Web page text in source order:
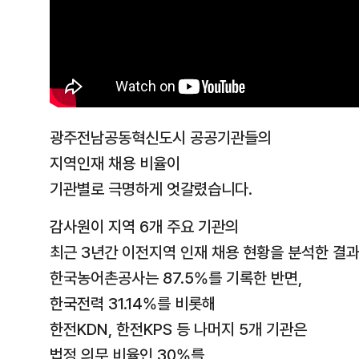
광주전남공동혁신도시 공공기관들의
지역인재 채용 비율이
기관별로 극명하게 엇갈렸습니다.
감사원이 지역 6개 주요 기관의
최근 3년간 이전지역 인재 채용 현황을 분석한 결
한국농어촌공사는 87.5%를 기록한 반면,
한국전력 31.14%를 비롯해
한전KDN, 한전KPS 등 나머지 5개 기관은
법정 의무 비율인 30%를